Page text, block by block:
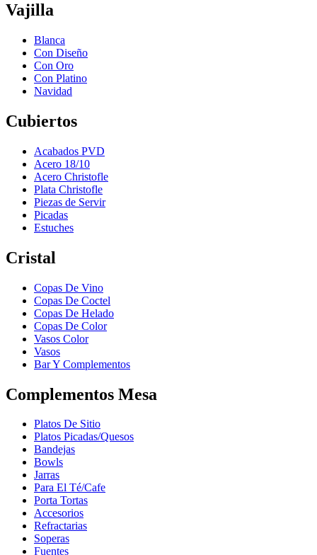
Vajilla
Blanca
Con Diseño
Con Oro
Con Platino
Navidad
Cubiertos
Acabados PVD
Acero 18/10
Acero Christofle
Plata Christofle
Piezas de Servir
Picadas
Estuches
Cristal
Copas De Vino
Copas De Coctel
Copas De Helado
Copas De Color
Vasos Color
Vasos
Bar Y Complementos
Complementos Mesa
Platos De Sitio
Platos Picadas/Quesos
Bandejas
Bowls
Jarras
Para El Té/Cafe
Porta Tortas
Accesorios
Refractarias
Soperas
Fuentes